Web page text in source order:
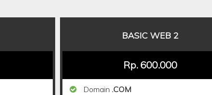
BASIC WEB 2
Rp. 600.000
Domain .COM